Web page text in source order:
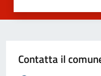
Contatta il